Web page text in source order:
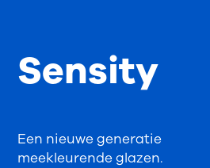
Een nieuwe generatie
meekleurende glazen.
Sensity